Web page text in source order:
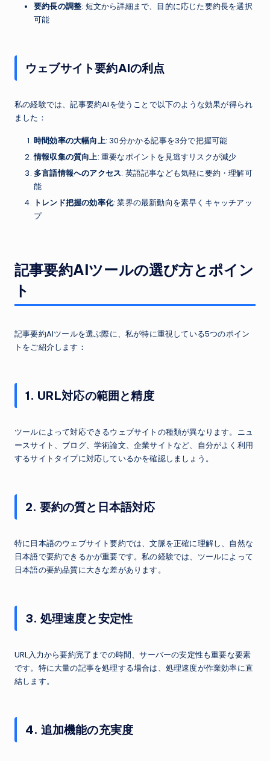
要約長の調整: 短文から詳細まで、目的に応じた要約長を選択
可能
ウェブサイト要約AIの利点
私の経験では、記事要約AIを使うことで以下のような効果が得られ
ました：
時間効率の大幅向上: 30分かかる記事を3分で把握可能
情報収集の質向上: 重要なポイントを見逃すリスクが減少
多言語情報へのアクセス: 英語記事なども気軽に要約・理解可
能
トレンド把握の効率化: 業界の最新動向を素早くキャッチアッ
プ
記事要約AIツールの選び方とポイン
ト
記事要約AIツールを選ぶ際に、私が特に重視している5つのポイン
トをご紹介します：
1. URL対応の範囲と精度
ツールによって対応できるウェブサイトの種類が異なります。ニュ
ースサイト、ブログ、学術論文、企業サイトなど、自分がよく利用
するサイトタイプに対応しているかを確認しましょう。
2. 要約の質と日本語対応
特に日本語のウェブサイト要約では、文脈を正確に理解し、自然な
日本語で要約できるかが重要です。私の経験では、ツールによって
日本語の要約品質に大きな差があります。
3. 処理速度と安定性
URL入力から要約完了までの時間、サーバーの安定性も重要な要素
です。特に大量の記事を処理する場合は、処理速度が作業効率に直
結します。
4. 追加機能の充実度